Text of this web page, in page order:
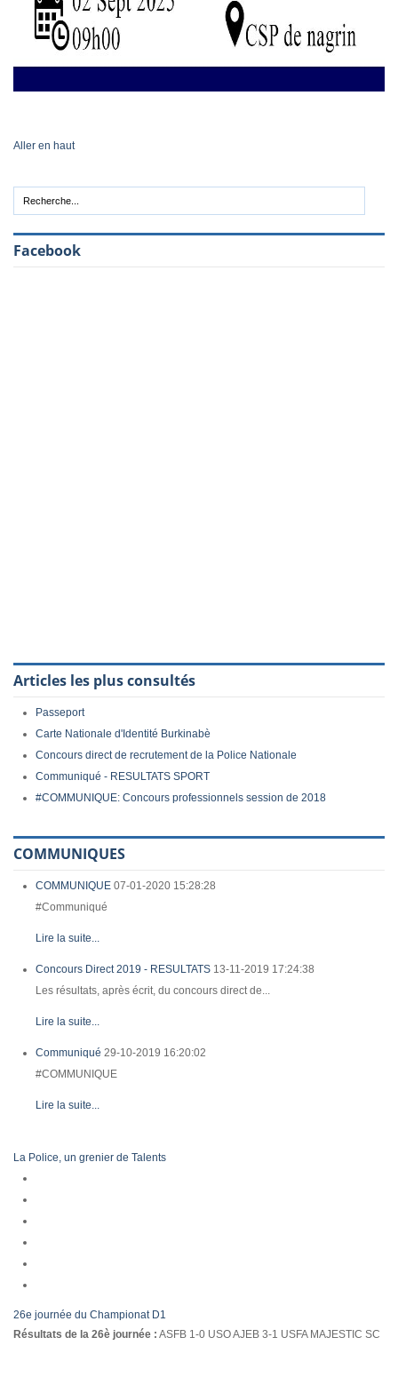
Aller en haut
Facebook
Articles les plus consultés
Passeport
Carte Nationale d'Identité Burkinabè
Concours direct de recrutement de la Police Nationale
Communiqué - RESULTATS SPORT
#COMMUNIQUE: Concours professionnels session de 2018
COMMUNIQUES
COMMUNIQUE 07-01-2020 15:28:28
#Communiqué
Lire la suite...
Concours Direct 2019 - RESULTATS 13-11-2019 17:24:38
Les résultats, après écrit, du concours direct de...
Lire la suite...
Communiqué 29-10-2019 16:20:02
#COMMUNIQUE
Lire la suite...
La Police, un grenier de Talents
26e journée du Championat D1
Résultats de la 26è journée : ASFB 1-0 USO AJEB 3-1 USFA MAJESTIC SC